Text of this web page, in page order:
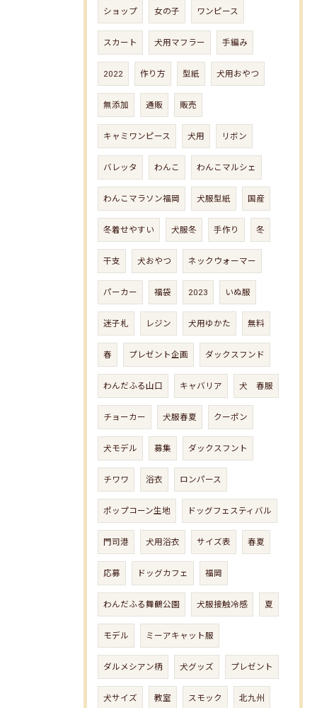
ショップ 女の子 ワンピース
スカート 犬用マフラー 手編み
2022 作り方 型紙 犬用おやつ
無添加 通販 販売
キャミワンピース 犬用 リボン
バレッタ わんこ わんこマルシェ
わんこマラソン福岡 犬服型紙 国産
冬着せやすい 犬服冬 手作り 冬
干支 犬おやつ ネックウォーマー
パーカー 福袋 2023 いぬ服
迷子札 レジン 犬用ゆかた 無料
春 プレゼント企画 ダックスフンド
わんだふる山口 キャバリア 犬 春服
チョーカー 犬服春夏 クーポン
犬モデル 募集 ダックスフント
チワワ 浴衣 ロンパース
ポップコーン生地 ドッグフェスティバル
門司港 犬用浴衣 サイズ表 春夏
応募 ドッグカフェ 福岡
わんだふる舞鶴公園 犬服接触冷感 夏
モデル ミーアキャット服
ダルメシアン柄 犬グッズ プレゼント
犬サイズ 教室 スモック 北九州